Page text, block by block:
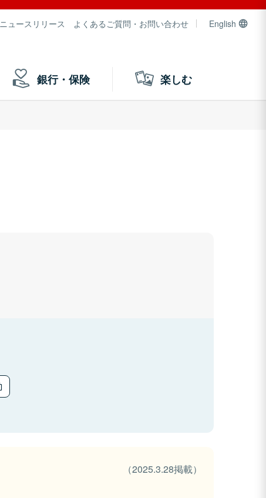
ニュースリリース よくあるご質問・お問い合わせ English
銀行・保険 楽しむ
（2025.3.28掲載）